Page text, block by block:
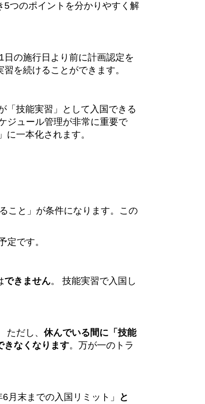
つのポイントを分かりやすく解
の施行日より前に計画認定を
習を続けることができます。
「技能実習」として入国できる
ジュール管理が非常に重要で
一本化されます。
こと」が条件になります。この
です。
できません。 技能実習で入国し
ただし、休んでいる間に「技能
きなくなります。万が一のトラ
月末までの入国リミット」
と